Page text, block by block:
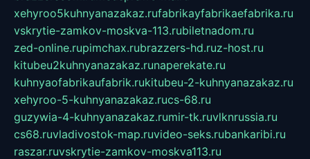
xehyroo5kuhnyanazakaz.rufabrikayfabrikaefabrika.ru
vskrytie-zamkov-moskva-113.rubiletnadom.ru
zed-online.rupimchax.rubrazzers-hd.ruz-host.ru
kitubeu2kuhnyanazakaz.runaperekate.ru
kuhnyaofabrikaufabrik.rukitubeu-2-kuhnyanazakaz.ru
xehyroo-5-kuhnyanazakaz.rucs-68.ru
guzywia-4-kuhnyanazakaz.rumir-tk.ruvlknrussia.ru
cs68.ruvladivostok-map.ruvideo-seks.rubankaribi.ru
raszar.ruvskrytie-zamkov-moskva113.ru